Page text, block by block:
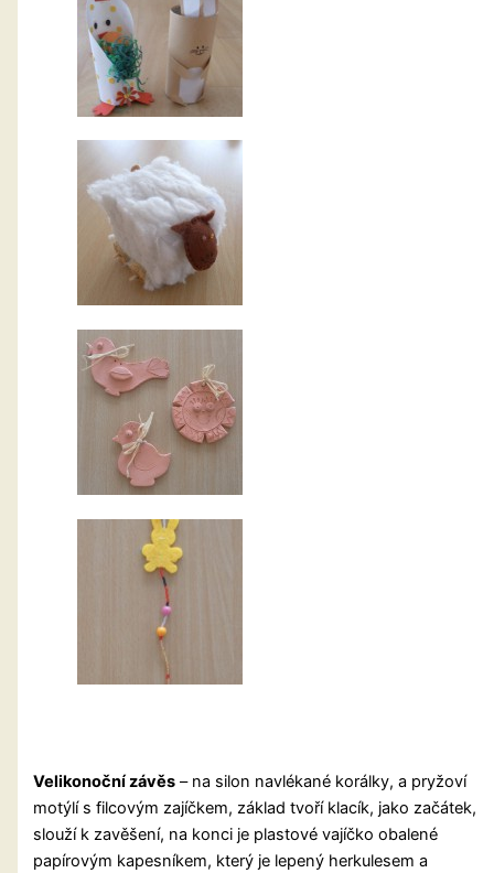
Velikonoční závěs – na silon navlékané korálky, a pryžoví
motýlí s filcovým zajíčkem, základ tvoří klacík, jako začátek,
slouží k zavěšení, na konci je plastové vajíčko obalené
papírovým kapesníkem, který je lepený herkulesem a